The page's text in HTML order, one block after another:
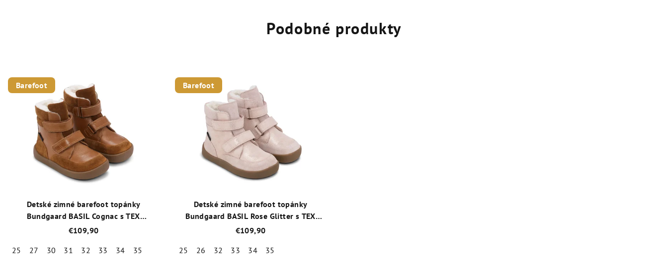
Podobné produkty
Barefoot
Detské zimné barefoot topánky
Bundgaard BASIL Cognac s TEX
membránou a ovčou vlnou
€109,90
25
27 30 31 32 33 34 35
Barefoot
Detské zimné barefoot topánky
Bundgaard BASIL Rose Glitter s TEX
membránou a ovčou vlnou
€109,90
25
26 32 33 34 35